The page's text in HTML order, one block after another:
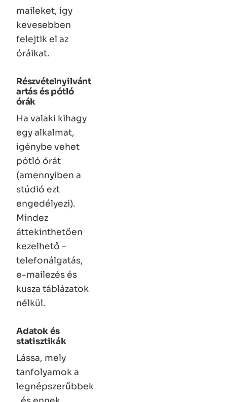
maileket, így
kevesebben
felejtik el az
óráikat.
Részvételnyilvánt
artás és pótló
órák
Ha valaki kihagy
egy alkalmat,
igénybe vehet
pótló órát
(amennyiben a
stúdió ezt
engedélyezi).
Mindez
áttekinthetően
kezelhető –
telefonálgatás,
e-mailezés és
kusza táblázatok
nélkül.
Adatok és
statisztikák
Lássa, mely
tanfolyamok a
legnépszerűbbek